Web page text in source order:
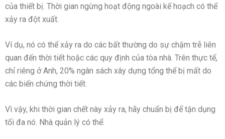
của thiết bị. Thời gian ngừng hoạt động ngoài kế hoạch có thể
xảy ra đột xuất.
Ví dụ, nó có thể xảy ra do các bất thường do sự chậm trễ liên
quan đến thời tiết hoặc các quy định của tòa nhà. Trên thực tế,
chỉ riêng ở Anh, 20% ngân sách xây dựng tổng thể bị mất do
các biến chứng thời tiết.
Vì vậy, khi thời gian chết này xảy ra, hãy chuẩn bị để tận dụng
tối đa nó. Nhà quản lý có thể: